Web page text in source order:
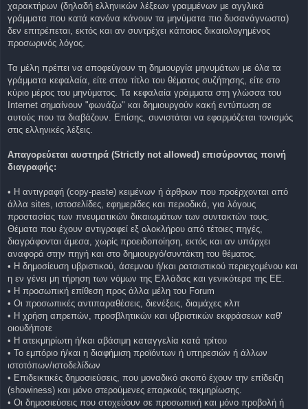
χαρακτήρων (δηλαδή ελληνικών λέξεων γραμμένων με αγγλικά
γράμματα που κατά κανόνα κάνουν τα μηνύματα πιο δυσανάγνωστα)
δεν επιτρέπεται, εκτός και αν συντρέχει κάποιος δικαιολογημένος
προσωρινός λόγος.
Τα μέλη πρέπει να αποφεύγουν τη δημιουργία μηνυμάτων με όλα τα
γράμματα κεφαλαία, είτε στον τίτλο του θέματος συζήτησης, είτε στο
κύριο μέρος του μηνύματος. Τα κεφαλαία γράμματα στη γλώσσα του
Internet σημαίνουν "φωνάζω" και δημιουργούν κακή εντύπωση σε
αυτούς που τα διαβάζουν. Επίσης, συνιστάται να εφαρμόζεται τονισμός
στις ελληνικές λέξεις.
Απαγορεύεται αυστηρά (Strictly not allowed) επισύροντας ποινή
διαγραφής:
• Η αντιγραφή (copy-paste) κειμένων ή άρθρων που προέρχονται από
άλλα sites, ιστοσελίδες, εφημερίδες και περιοδικά, για λόγους
προστασίας των πνευματικών δικαιωμάτων των συντακτών τους.
Θέματα που έχουν αντιγραφεί εξ ολοκλήρου από τέτοιες πηγές,
διαγράφονται άμεσα, χωρίς προειδοποίηση, εκτός και αν υπάρχει
αναφορά στην πηγή και στο δημιουργό/συντάκτη του θέματος.
• Η δημοσίευση υβριστικού, άσεμνου ή/και ρατσιστικού περιεχομένου και
η εν γένει μη τήρηση των νόμων της Ελλάδας και γενικότερα της ΕΕ.
• Η προσωπική επίθεση προς άλλα μέλη του Forum
• Οι προσωπικές αντιπαραθέσεις, διενέξεις, διαμάχες κλπ
• Η χρήση απρεπών, προσβλητικών και υβριστικών εκφράσεων καθ'
οιουδήποτε
• Η ατεκμηρίωτη ή/και αβάσιμη καταγγελία κατά τρίτου
• Το εμπόριο ή/και η διαφήμιση προϊόντων ή υπηρεσιών ή άλλων
ιστοτόπων/ιστοδελίδων
• Επιδεικτικές δημοσιεύσεις, που μοναδικό σκοπό έχουν την επίδειξη
(showiness) και μόνο στερούμενες επαρκούς τεκμηρίωσης.
• Οι δημοσιεύσεις που στοχεύουν σε προσωπική και μόνο προβολή ή